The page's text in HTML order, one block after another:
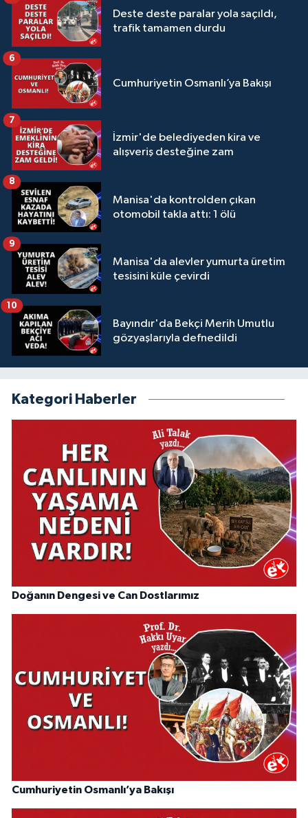
Deste deste paralar yola saçıldı,
trafik tamamen durdu
Cumhuriyetin Osmanlı’ya Bakışı
6
İzmir'de belediyeden kira ve
alışveriş desteğine zam
7
Manisa'da kontrolden çıkan
otomobil takla attı: 1 ölü
8
Manisa'da alevler yumurta üretim
tesisini küle çevirdi
9
Bayındır'da Bekçi Merih Umutlu
gözyaşlarıyla defnedildi
10
Kategori Haberler
Doğanın Dengesi ve Can Dostlarımız
Cumhuriyetin Osmanlı’ya Bakışı